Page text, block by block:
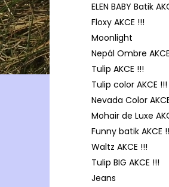
ELEN BABY Batik
Floxy AKCE !!!
Moonlight
Nepál Ombre
Tulip AKCE !!!
Tulip color AKCE !!!
Nevada Color
Mohair de Luxe
Funny batik AKCE
Waltz AKCE !!!
Tulip BIG AKCE !!!
Jeans